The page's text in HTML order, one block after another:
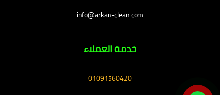
info@arkan-clean.com
خدمة العملاء
01091560420